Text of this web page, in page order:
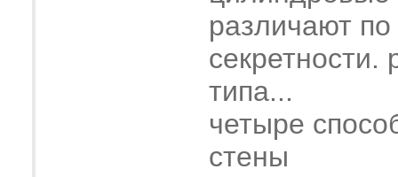
различают по
секретности.
типа...
четыре
стены